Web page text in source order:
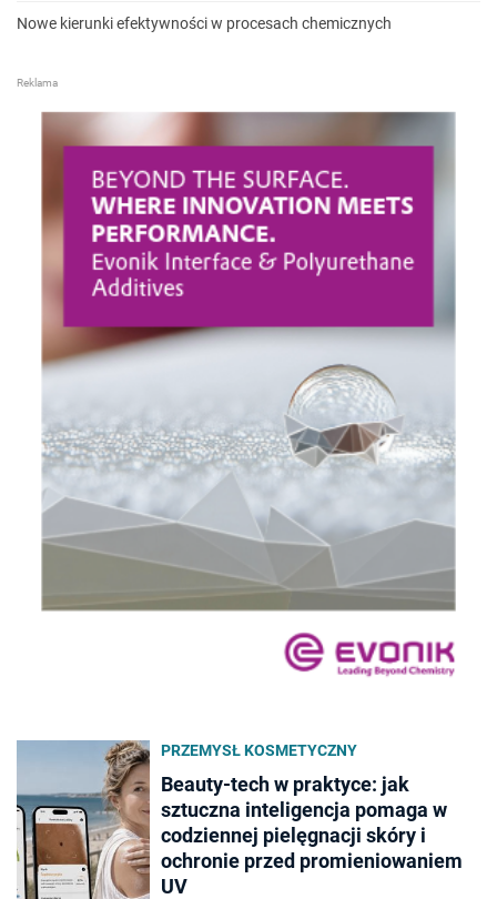
Nowe kierunki efektywności w procesach chemicznych
PRZEMYSŁ KOSMETYCZNY
Beauty-tech w praktyce: jak
sztuczna inteligencja pomaga w
codziennej pielęgnacji skóry i
ochronie przed promieniowaniem
UV